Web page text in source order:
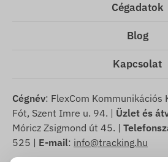
Cégadatok
Blog
Kapcsolat
Cégnév: FlexCom Kommunikációs
Fót, Szent Imre u. 94. | Üzlet és
Móricz Zsigmond út 45. |
525 | E-mail: info@tracking.hu